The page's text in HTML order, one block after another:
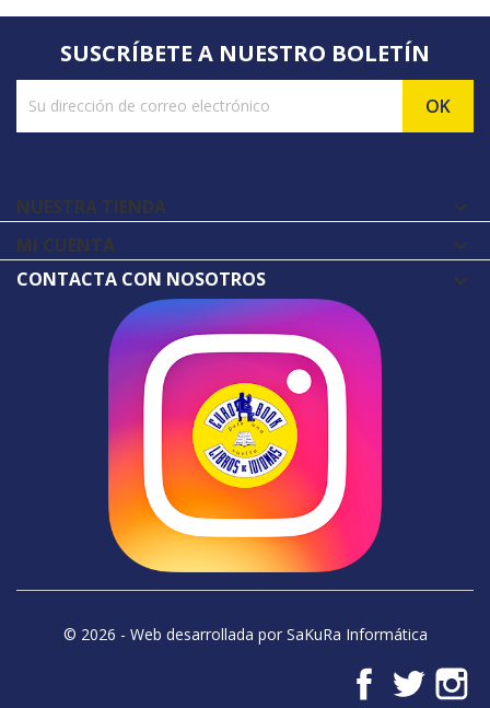
SUSCRÍBETE A NUESTRO BOLETÍN
NUESTRA TIENDA 
MI CUENTA 
CONTACTA CON NOSOTROS
© 2026 - Web desarrollada por SaKuRa Informática